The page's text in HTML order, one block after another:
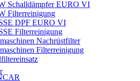
Schalldämpfer EURO VI
Filterreinigung
DPF EURO VI
Filterreinigung
Nachrüstfilter
Filterreinigung